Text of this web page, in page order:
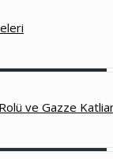
ve Gazze